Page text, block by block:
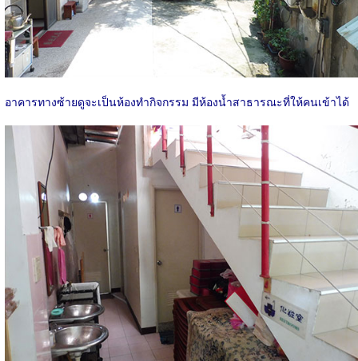
อาคารทางซ้ายดูจะเป็นห้องทำกิจกรรม มีห้องน้ำสาธารณะที่ให้คนเข้าได้